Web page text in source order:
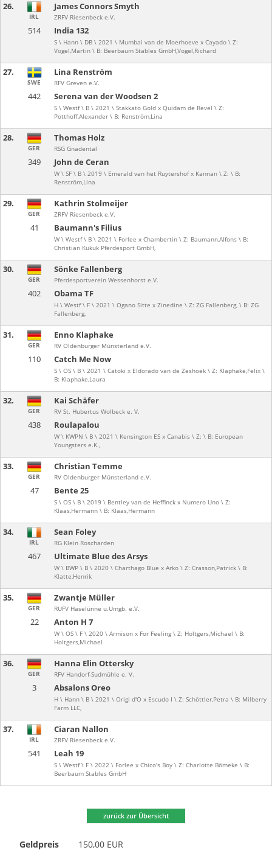
26.
514 India 132
S \ Hann \ DB \ 2021 \ Mumbai van de Moerhoeve x Cayado \ Z:
Vogel,Martin \ B: Beerbaum Stables GmbH,Vogel,Richard
IRL
James Connors Smyth
ZRFV Riesenbeck e.V.
27.
442 Serena van der Woodsen 2
S \ Westf \ B \ 2021 \ Stakkato Gold x Quidam de Revel \ Z:
Potthoff,Alexander \ B: Renström,Lina
SWE
Lina Renström
RFV Greven e.V.
28.
349 John de Ceran
W \ SF \ B \ 2019 \ Emerald van het Ruytershof x Kannan \ Z: \ B:
Renström,Lina
GER
Thomas Holz
RSG Gnadental
29.
41 Baumann's Filius
W \ Westf \ B \ 2021 \ Forlee x Chambertin \ Z: Baumann,Alfons \ B:
Christian Kukuk Pferdesport GmbH,
GER
Kathrin Stolmeijer
ZRFV Riesenbeck e.V.
30.
402 Obama TF
H \ Westf \ F \ 2021 \ Ogano Sitte x Zinedine \ Z: ZG Fallenberg, \ B: ZG
Fallenberg,
GER
Sönke Fallenberg
Pferdesportverein Wessenhorst e.V.
31.
110 Catch Me Now
S \ OS \ B \ 2021 \ Catoki x Eldorado van de Zeshoek \ Z: Klaphake,Felix \
B: Klaphake,Laura
GER
Enno Klaphake
RV Oldenburger Münsterland e.V.
32.
438 Roulapalou
W \ KWPN \ B \ 2021 \ Kensington ES x Canabis \ Z: \ B: European
Youngsters e.K.,
GER
Kai Schäfer
RV St. Hubertus Wolbeck e. V.
33.
47 Bente 25
S \ OS \ B \ 2019 \ Bentley van de Heffinck x Numero Uno \ Z:
Klaas,Hermann \ B: Klaas,Hermann
GER
Christian Temme
RV Oldenburger Münsterland e.V.
34.
467 Ultimate Blue des Arsys
W \ BWP \ B \ 2020 \ Charthago Blue x Arko \ Z: Crasson,Patrick \ B:
Klatte,Henrik
IRL
Sean Foley
RG Klein Roscharden
35.
22 Anton H 7
W \ OS \ F \ 2020 \ Armison x For Feeling \ Z: Holtgers,Michael \ B:
Holtgers,Michael
GER
Zwantje Müller
RUFV Haselünne u.Umgb. e.V.
36.
3 Absalons Oreo
H \ Hann \ B \ 2021 \ Origi d'O x Escudo I \ Z: Schöttler,Petra \ B: Milberry
Farm LLC,
GER
Hanna Elin Ottersky
RFV Handorf-Sudmühle e. V.
37.
541 Leah 19
S \ Westf \ F \ 2022 \ Forlee x Chico's Boy \ Z: Charlotte Bömeke \ B:
Beerbaum Stables GmbH
IRL
Ciaran Nallon
ZRFV Riesenbeck e.V.
zurück zur Übersicht
Geldpreis 150,00 EUR